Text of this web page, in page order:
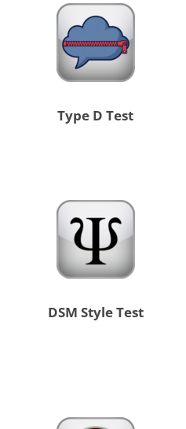
Type D Test
DSM Style Test